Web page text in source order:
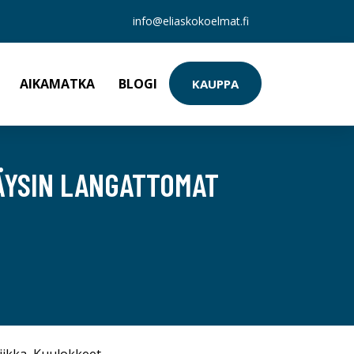
info@eliaskokoelmat.fi
AIKAMATKA BLOGI KAUPPA
LANGATTOMAT